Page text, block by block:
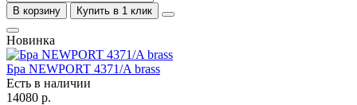
В корзину Купить в 1 клик
Новинка
Бра NEWPORT 4371/A brass
Есть в наличии
14080 р.